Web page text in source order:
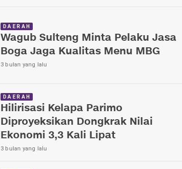
DAERAH
Wagub Sulteng Minta Pelaku Jasa
Boga Jaga Kualitas Menu MBG
3 bulan yang lalu
DAERAH
Hilirisasi Kelapa Parimo
Diproyeksikan Dongkrak Nilai
Ekonomi 3,3 Kali Lipat
3 bulan yang lalu